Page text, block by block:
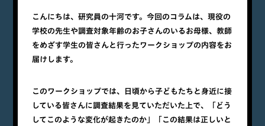
こんにちは、研究員の十河です。今回のコラムは、現役の
学校の先生や調査対象年齢のお子さんのいるお母様、教師
をめざす学生の皆さんと行ったワークショップの内容をお
届けします。
このワークショップでは、日頃から子どもたちと身近に接
している皆さんに調査結果を見ていただいた上で、「どう
してこのような変化が起きたのか」「この結果は正しいと